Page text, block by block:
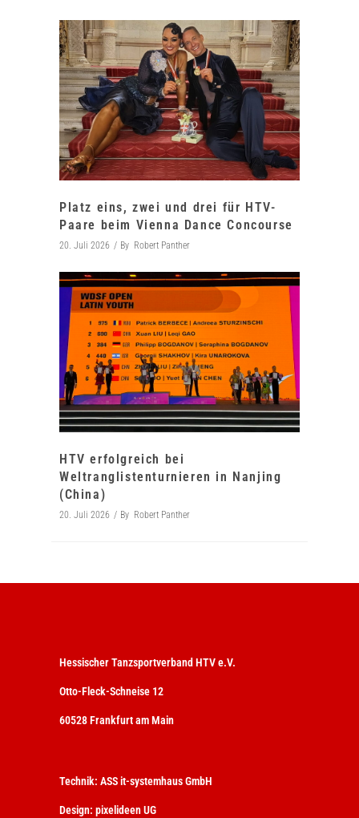
Platz eins, zwei und drei für HTV-
Paare beim Vienna Dance Concourse
20. Juli 2026 By Robert Panther
HTV erfolgreich bei
Weltranglistenturnieren in Nanjing
(China)
20. Juli 2026 By Robert Panther
Hessischer Tanzsportverband HTV e.V.
Otto-Fleck-Schneise 12
60528 Frankfurt am Main
Technik: ASS it-systemhaus GmbH
Design: pixelideen UG